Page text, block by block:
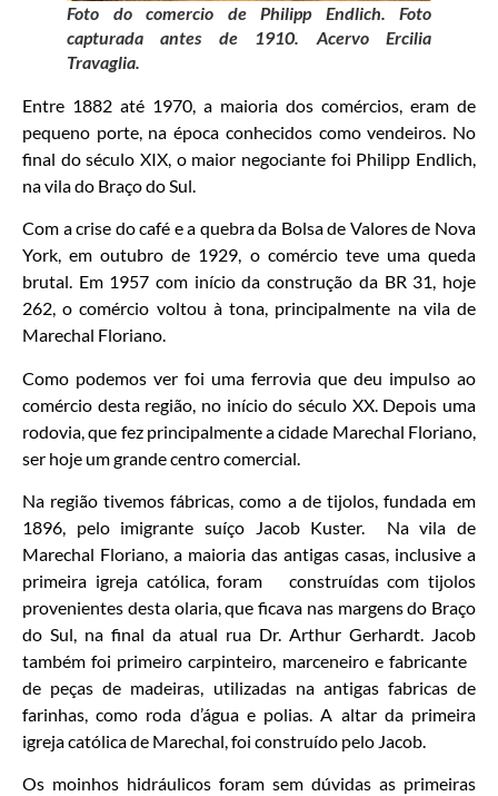
Foto do comercio de Philipp Endlich. Foto
capturada antes de 1910. Acervo Ercilia
Travaglia.
Entre 1882 até 1970, a maioria dos comércios, eram de
pequeno porte, na época conhecidos como vendeiros. No
final do século XIX, o maior negociante foi Philipp Endlich,
na vila do Braço do Sul.
Com a crise do café e a quebra da Bolsa de Valores de Nova
York, em outubro de 1929, o comércio teve uma queda
brutal. Em 1957 com início da construção da BR 31, hoje
262, o comércio voltou à tona, principalmente na vila de
Marechal Floriano.
Como podemos ver foi uma ferrovia que deu impulso ao
comércio desta região, no início do século XX. Depois uma
rodovia, que fez principalmente a cidade Marechal Floriano,
ser hoje um grande centro comercial.
Na região tivemos fábricas, como a de tijolos, fundada em
1896, pelo imigrante suíço Jacob Kuster. Na vila de
Marechal Floriano, a maioria das antigas casas, inclusive a
primeira igreja católica, foram construídas com tijolos
provenientes desta olaria, que ficava nas margens do Braço
do Sul, na final da atual rua Dr. Arthur Gerhardt. Jacob
também foi primeiro carpinteiro, marceneiro e fabricante
de peças de madeiras, utilizadas na antigas fabricas de
farinhas, como roda d’água e polias. A altar da primeira
igreja católica de Marechal, foi construído pelo Jacob.
Os moinhos hidráulicos foram sem dúvidas as primeiras